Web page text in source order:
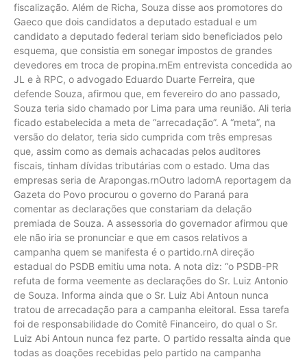
fiscalização. Além de Richa, Souza disse aos promotores do
Gaeco que dois candidatos a deputado estadual e um
candidato a deputado federal teriam sido beneficiados pelo
esquema, que consistia em sonegar impostos de grandes
devedores em troca de propina.rnEm entrevista concedida ao
JL e à RPC, o advogado Eduardo Duarte Ferreira, que
defende Souza, afirmou que, em fevereiro do ano passado,
Souza teria sido chamado por Lima para uma reunião. Ali teria
ficado estabelecida a meta de “arrecadação”. A “meta”, na
versão do delator, teria sido cumprida com três empresas
que, assim como as demais achacadas pelos auditores
fiscais, tinham dívidas tributárias com o estado. Uma das
empresas seria de Arapongas.rnOutro ladornA reportagem da
Gazeta do Povo procurou o governo do Paraná para
comentar as declarações que constariam da delação
premiada de Souza. A assessoria do governador afirmou que
ele não iria se pronunciar e que em casos relativos a
campanha quem se manifesta é o partido.rnA direção
estadual do PSDB emitiu uma nota. A nota diz: “o PSDB-PR
refuta de forma veemente as declarações do Sr. Luiz Antonio
de Souza. Informa ainda que o Sr. Luiz Abi Antoun nunca
tratou de arrecadação para a campanha eleitoral. Essa tarefa
foi de responsabilidade do Comitê Financeiro, do qual o Sr.
Luiz Abi Antoun nunca fez parte. O partido ressalta ainda que
todas as doações recebidas pelo partido na campanha